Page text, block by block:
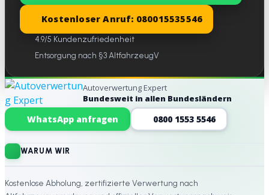
Kostenloser Anruf: 080015535546
4.9/5 Kundenzufriedenheit
Entsorgung nach §3 AltfahrzeugV
Website-Footer
Autoverwertung Expert
Bundesweit in allen Bundesländern
WhatsApp anfragen 0800 1553 5546
WARUM WIR
Kostenlose Abholung, zertifizierte Verwertung nach